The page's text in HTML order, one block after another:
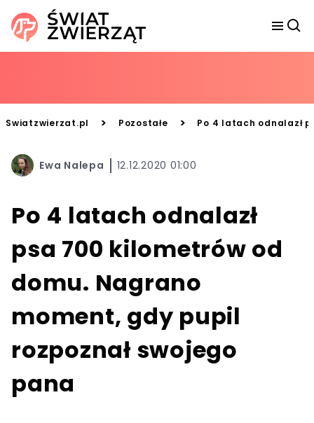
Swiatzwierzat.pl > Pozostałe > Po 4 latach odnalazł
Ewa Nalepa 12.12.2020 01:00
Po 4 latach odnalazł
psa 700 kilometrów od
domu. Nagrano
moment, gdy pupil
rozpoznał swojego
pana